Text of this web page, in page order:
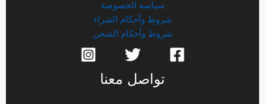
سياسة الخصوصة
شروط وأحكام الشراء
شروط وأحكام الشحن
تواصل معنا